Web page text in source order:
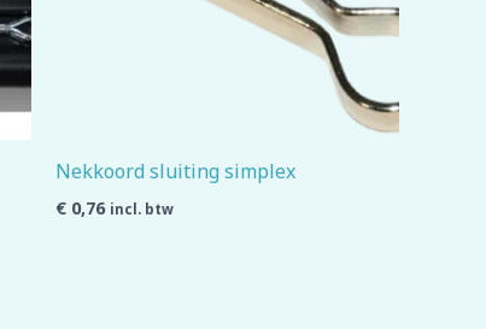
Nekkoord sluiting simplex
€ 0,76 incl. btw